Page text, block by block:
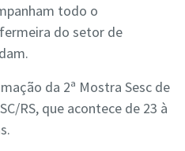
todo o
do setor de
da 2ª Mostra Sesc de
RS, que acontece de 23 à